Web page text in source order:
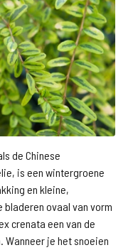
de Chinese
is een wintergroene
en kleine,
ovaal van vorm
crenata een van de
je het snoeien